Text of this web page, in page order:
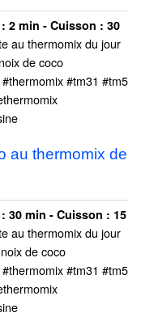
2 min - Cuisson : 30
au thermomix du jour
de coco
#tm31 #tm5
au thermomix de
30 min - Cuisson : 15
au thermomix du jour
de coco
#tm31 #tm5